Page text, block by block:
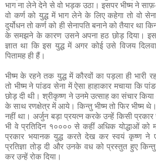
भाग ना लेने देने से वो भड़क उठा। इसपर भीष्म ने
वो कर्ण को युद्ध में भाग लेने के लिए कहेगा तो वो
दुर्योधन तो कर्ण को ही सेनापति बनाने को तैयार था
के समझने के कारण उसने अपना हठ छोड़ दिया।
ज्ञात था कि इस युद्ध में अगर कोई उसे विजय
पितामह ही हैं।
भीष्म के रहने तक युद्ध में कौरवों का पड़ला ही भारी
तो भीष्म ने पांडव सेना में ऐसा हाहाकार मचाया कि
छोड़ दी थी। श्रीकृष्ण ने उनमे उत्साह का संचार
के साथ रणक्षेत्र में आये। किन्तु भीष्म तो फिर भीष्म
नहीं था। अर्जुन बड़ा प्रयत्न करके उन्हें किसी
भी वे प्रतिदिन १०००० से कहीं अधिक योद्धाओं को
प्रकार भयानक युद्ध करते देख कर स्वयं कृष्ण ने
प्रतिज्ञा तोड़ दी और उनके वध को प्रस्तुत हुए
कर उन्हें रोक दिया।